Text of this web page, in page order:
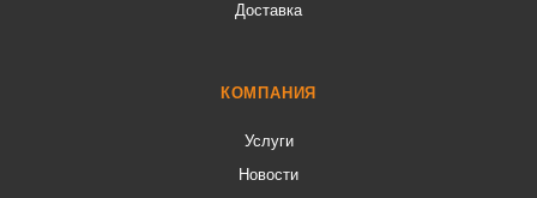
Доставка
КОМПАНИЯ
Услуги
Новости